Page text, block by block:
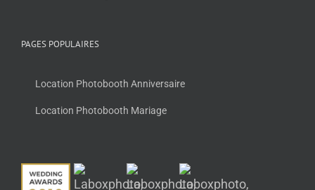
PAGES POPULAIRES
Location Photobooth Anniversaire
Location Photobooth Mariage